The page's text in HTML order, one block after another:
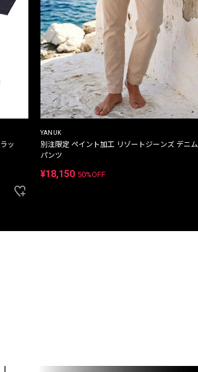
ッ
YANUK
別注限定 ペイント加工 リゾートジーンズ デニム
パンツ
¥18,150 50%OFF